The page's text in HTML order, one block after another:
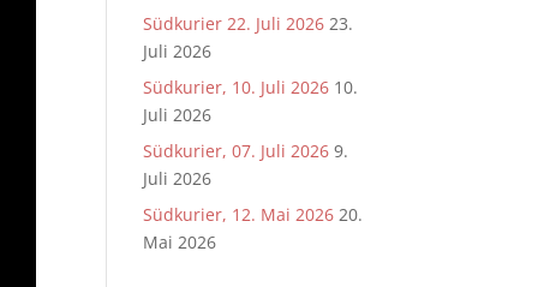
Südkurier 22. Juli 2026 23.
Juli 2026
Südkurier, 10. Juli 2026 10.
Juli 2026
Südkurier, 07. Juli 2026 9.
Juli 2026
Südkurier, 12. Mai 2026 20.
Mai 2026